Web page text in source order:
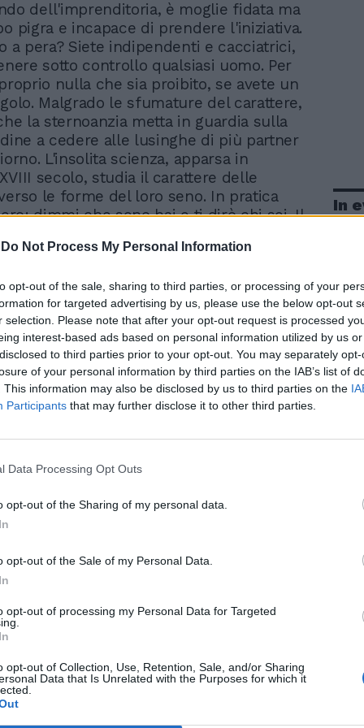
Do Not Process My Personal Information
opt-out of the sale, sharing to third parties, or processing of your
for targeted advertising by us, please use the below opt-out
selection. Please note that after your opt-out request is processed
interest-based ads based on personal information utilized by us
to third parties prior to your opt-out. You may separately
of your personal information by third parties on the IAB’s list of
This information may also be disclosed by us to third parties on the
Participants that may further disclose it to other third parties.
Data Processing Opt Outs
opt-out of the Sharing of my personal data.
opt-out of the Sale of my Personal Data.
opt-out of processing my Personal Data for Targeted
opt-out of Collection, Use, Retention, Sale, and/or Sharing
Data that Is Unrelated with the Purposes for which it
dell'imprenditoria, è moglie fidata ma
pigra e incapace di prendere l'iniziativa.
a pera? Siete indipendenti e cacciatrici,
sotto controllo qualsiasi uomo. Per
nulla che sia proibito, se avete un
Malgrado le sfumature del carattere,
la sternoanzia metta in guardia sulla
a cedere alle lusinghe di più partner
L'insolita scienza, apparsa in
secolo, studia il carattere delle
le forme del loro seno. In pratica
dimmi che seno hai e ti dirò chi sei. Il
più intelligente di tuo marito, provi
della vita, se hai un seno che
melanzana sei una piacevole
il neo? Rischi di sottomettere il maschio.
dopo quelle a cipolla che fanno
piangere, non tutte le tette sono
avete al silicone? Siete delle giovincelle
week-end in piena armonia: poi
diffidenti e narcisiste. Se fate sesso è
ve la giocate sui capezzoli. Quelli dritti
orale e la classica posizione del
Rivelano al contrario una mente
«rosa» intorno che si gioca la partita:
delicato, rivela una personalità
Mentre se di colore bruno, indica
ed avventurosa. Rob.Mar.
In
Trump, Meloni e la strategia